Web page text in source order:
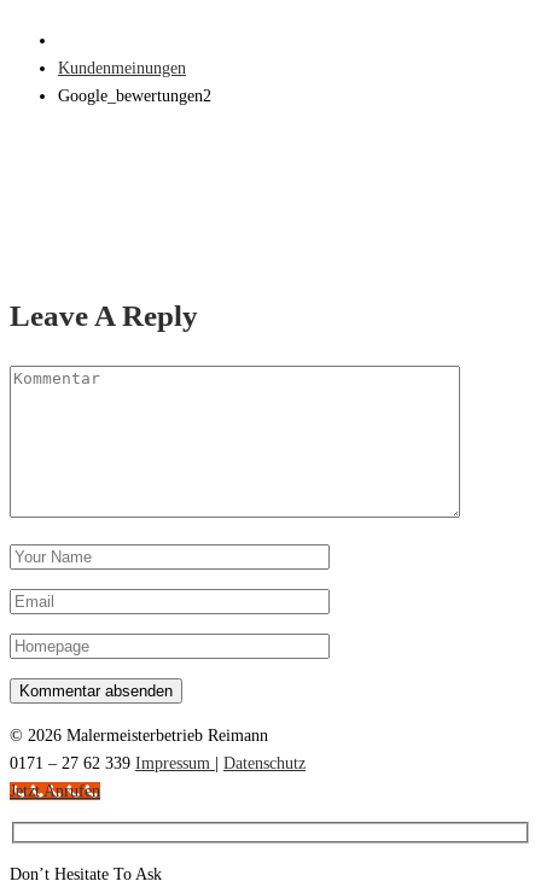
Kundenmeinungen
Google_bewertungen2
Leave A Reply
© 2026 Malermeisterbetrieb Reimann
0171 – 27 62 339 Impressum
Datenschutz
Jetzt Anrufen
Don’t Hesitate To Ask